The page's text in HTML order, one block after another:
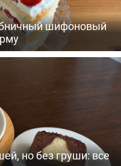
шифоновый
но без груши: все